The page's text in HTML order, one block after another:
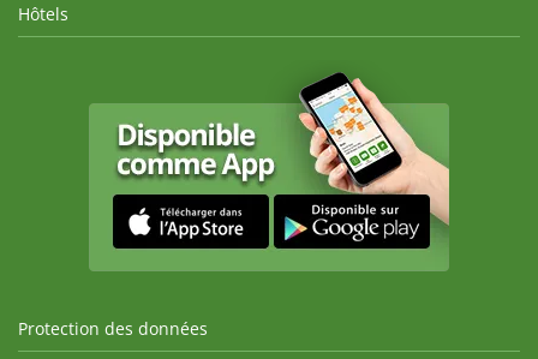
Hôtels
Protection des données